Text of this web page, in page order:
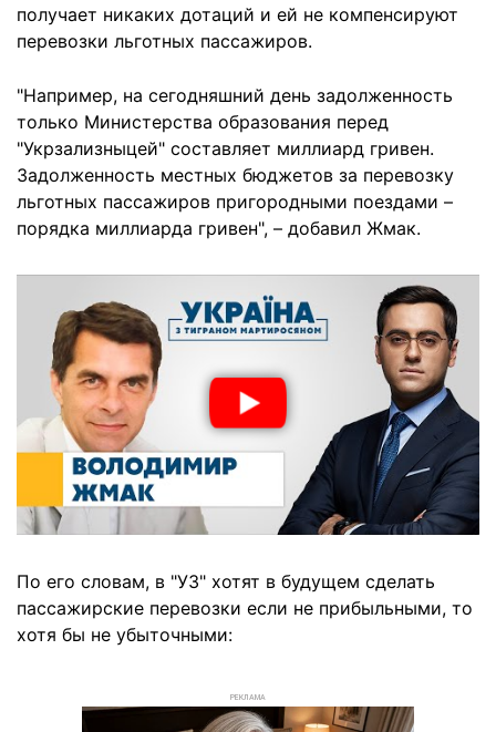
получает никаких дотаций и ей не компенсируют
перевозки льготных пассажиров.
"Например, на сегодняшний день задолженность
только Министерства образования перед
"Укрзализныцей" составляет миллиард гривен.
Задолженность местных бюджетов за перевозку
льготных пассажиров пригородными поездами –
порядка миллиарда гривен", – добавил Жмак.
По его словам, в "УЗ" хотят в будущем сделать
пассажирские перевозки если не прибыльными, то
хотя бы не убыточными:
РЕКЛАМА